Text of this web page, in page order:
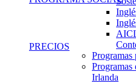
Programas
Programas
Irlanda
PRECIOS